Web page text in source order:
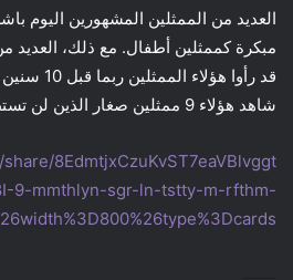
العديد من الممثلين المشهورين اليوم
مبكرة كممثلين أطفال. مع ذلك، العديد
قد رأوا
شاهد هؤلاء 9 ممثلين صغار الذين لن تستطيع معرفتهم اليوم.
8EdmtjxCzuKvST7eaVBlvggt
9-mmthlyn-sgr-ln-tstty-m-rfthm-